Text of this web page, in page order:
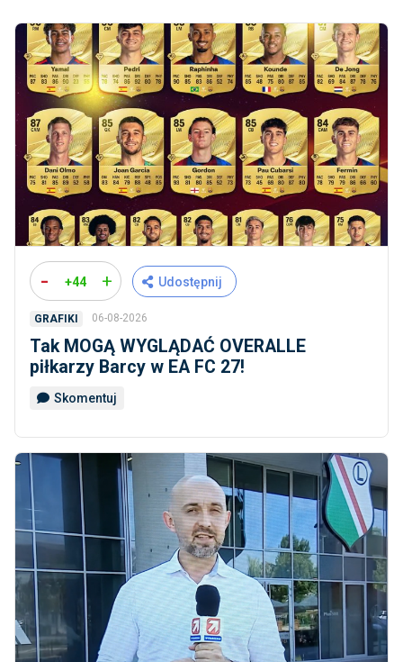
- +44 + Udostępnij
GRAFIKI 06-08-2026
Tak MOGĄ WYGLĄDAĆ OVERALLE
piłkarzy Barcy w EA FC 27!
Skomentuj